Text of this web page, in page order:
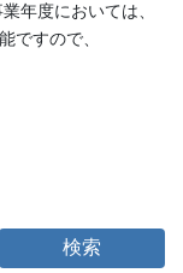
年度においては、
ですので、
検索